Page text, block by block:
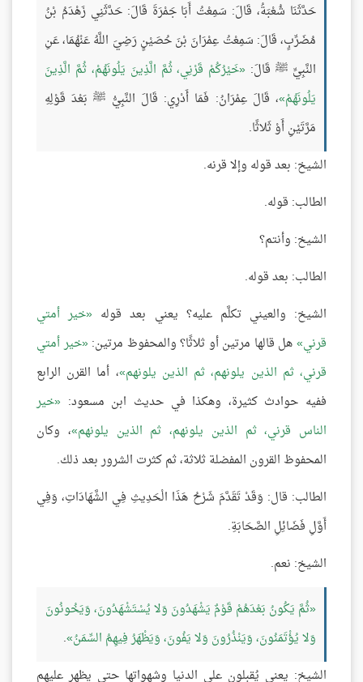
حَدَّثَنَا شُعْبَةُ، قَالَ: سَمِعْتُ أَبَا جَمْرَةَ قَالَ: حَدَّثَنِي زَهْدَمُ بْنُ
مُضَرِّبٍ، قَالَ: سَمِعْتُ عِمْرَانَ بْنَ حُصَيْنٍ رَضِيَ اللَّهُ عَنْهُمَا، عَنِ
النَّبِيِّ ﷺ قَالَ: خَيْرُكُمْ قَرْنِي، ثُمَّ الَّذِينَ يَلُونَهُمْ، ثُمَّ الَّذِينَ
يَلُونَهُمْ ، قَالَ عِمْرَانُ: فَمَا أَدْرِي: قَالَ النَّبِيُّ ﷺ بَعْدَ قَوْلِهِ
مَرَّتَيْنِ أَوْ ثَلاثًا.
الشيخ: بعد قوله وإلا قرنه.
الطالب: قوله.
الشيخ: وأنتم؟
الطالب: بعد قوله.
الشيخ: والعيني تكلَّم عليه؟ يعني بعد قوله
خير أمتي
قرني هل قالها مرتين أو ثلاثًا؟ والمحفوظ مرتين: خير أمتي
قرني، ثم الذين يلونهم، ثم الذين يلونهم ، أما القرن الرابع
ففيه حوادث كثيرة، وهكذا في حديث ابن مسعود:
خير
الناس قرني، ثم الذين يلونهم، ثم الذين يلونهم ، وكان
المحفوظ القرون المفضلة ثلاثة، ثم كثرت الشرور بعد ذلك.
الطالب: قال: وَقَدْ تَقَدَّمَ شَرْحُ هَذَا الْحَدِيثِ فِي الشَّهَادَاتِ، وَفِي
أَوَّلِ فَضَائِلِ الصَّحَابَةِ.
الشيخ: نعم.
ثُمَّ يَكُونُ بَعْدَهُمْ قَوْمٌ يَشْهَدُونَ وَلا يُسْتَشْهَدُونَ، وَيَخُونُونَ
وَلا يُؤْتَمَنُونَ، وَيَنْذُرُونَ وَلا يَفُونَ، وَيَظْهَرُ فِيهِمُ السِّمَنُ .
الشيخ: يعني يُقبلون على الدنيا وشهواتها حتى يظهر عليهم